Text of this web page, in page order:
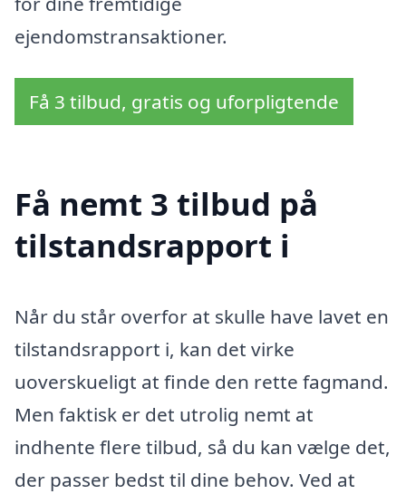
ejendomstransaktioner.
Få 3 tilbud, gratis og uforpligtende
Få nemt 3 tilbud på
tilstandsrapport i
Når du står overfor at skulle have lavet en
tilstandsrapport i, kan det virke
uoverskueligt at finde den rette fagmand.
Men faktisk er det utrolig nemt at
indhente flere tilbud, så du kan vælge det,
der passer bedst til dine behov. Ved at